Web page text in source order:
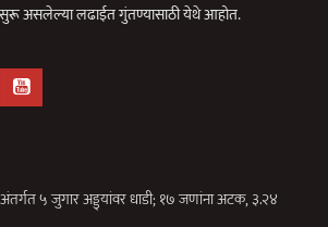
सुरू असलेल्या लढाईत गुंतण्यासाठी येथे आहोत.
५ जुगार अड्ड्यांवर धाडी; १७ जणांना अटक, ३.२४